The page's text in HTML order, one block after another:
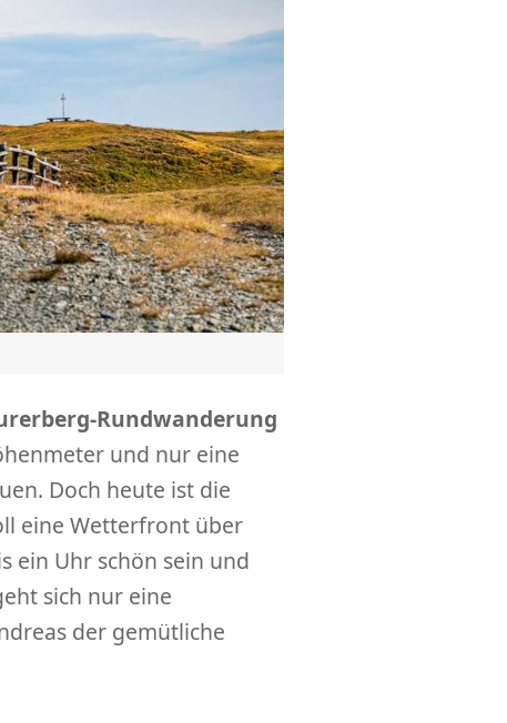
Rundwanderung
und nur eine
Doch heute ist die
eine Wetterfront über
ein Uhr schön sein und
sich nur eine
der gemütliche